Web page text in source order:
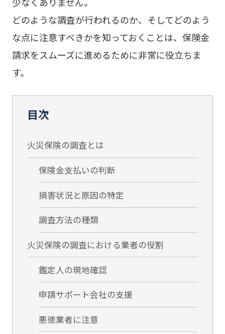
どのような調査が行われるのか、そしてどのよう
な点に注意すべきかを知っておくことは、保険金
請求をスムーズに進めるために非常に役立ちま
す。
目次
火災保険の調査とは
保険金支払いの判断
損害状況と原因の特定
調査方法の種類
火災保険の調査における業者の役割
鑑定人の現地確認
申請サポート会社の支援
悪徳業者に注意